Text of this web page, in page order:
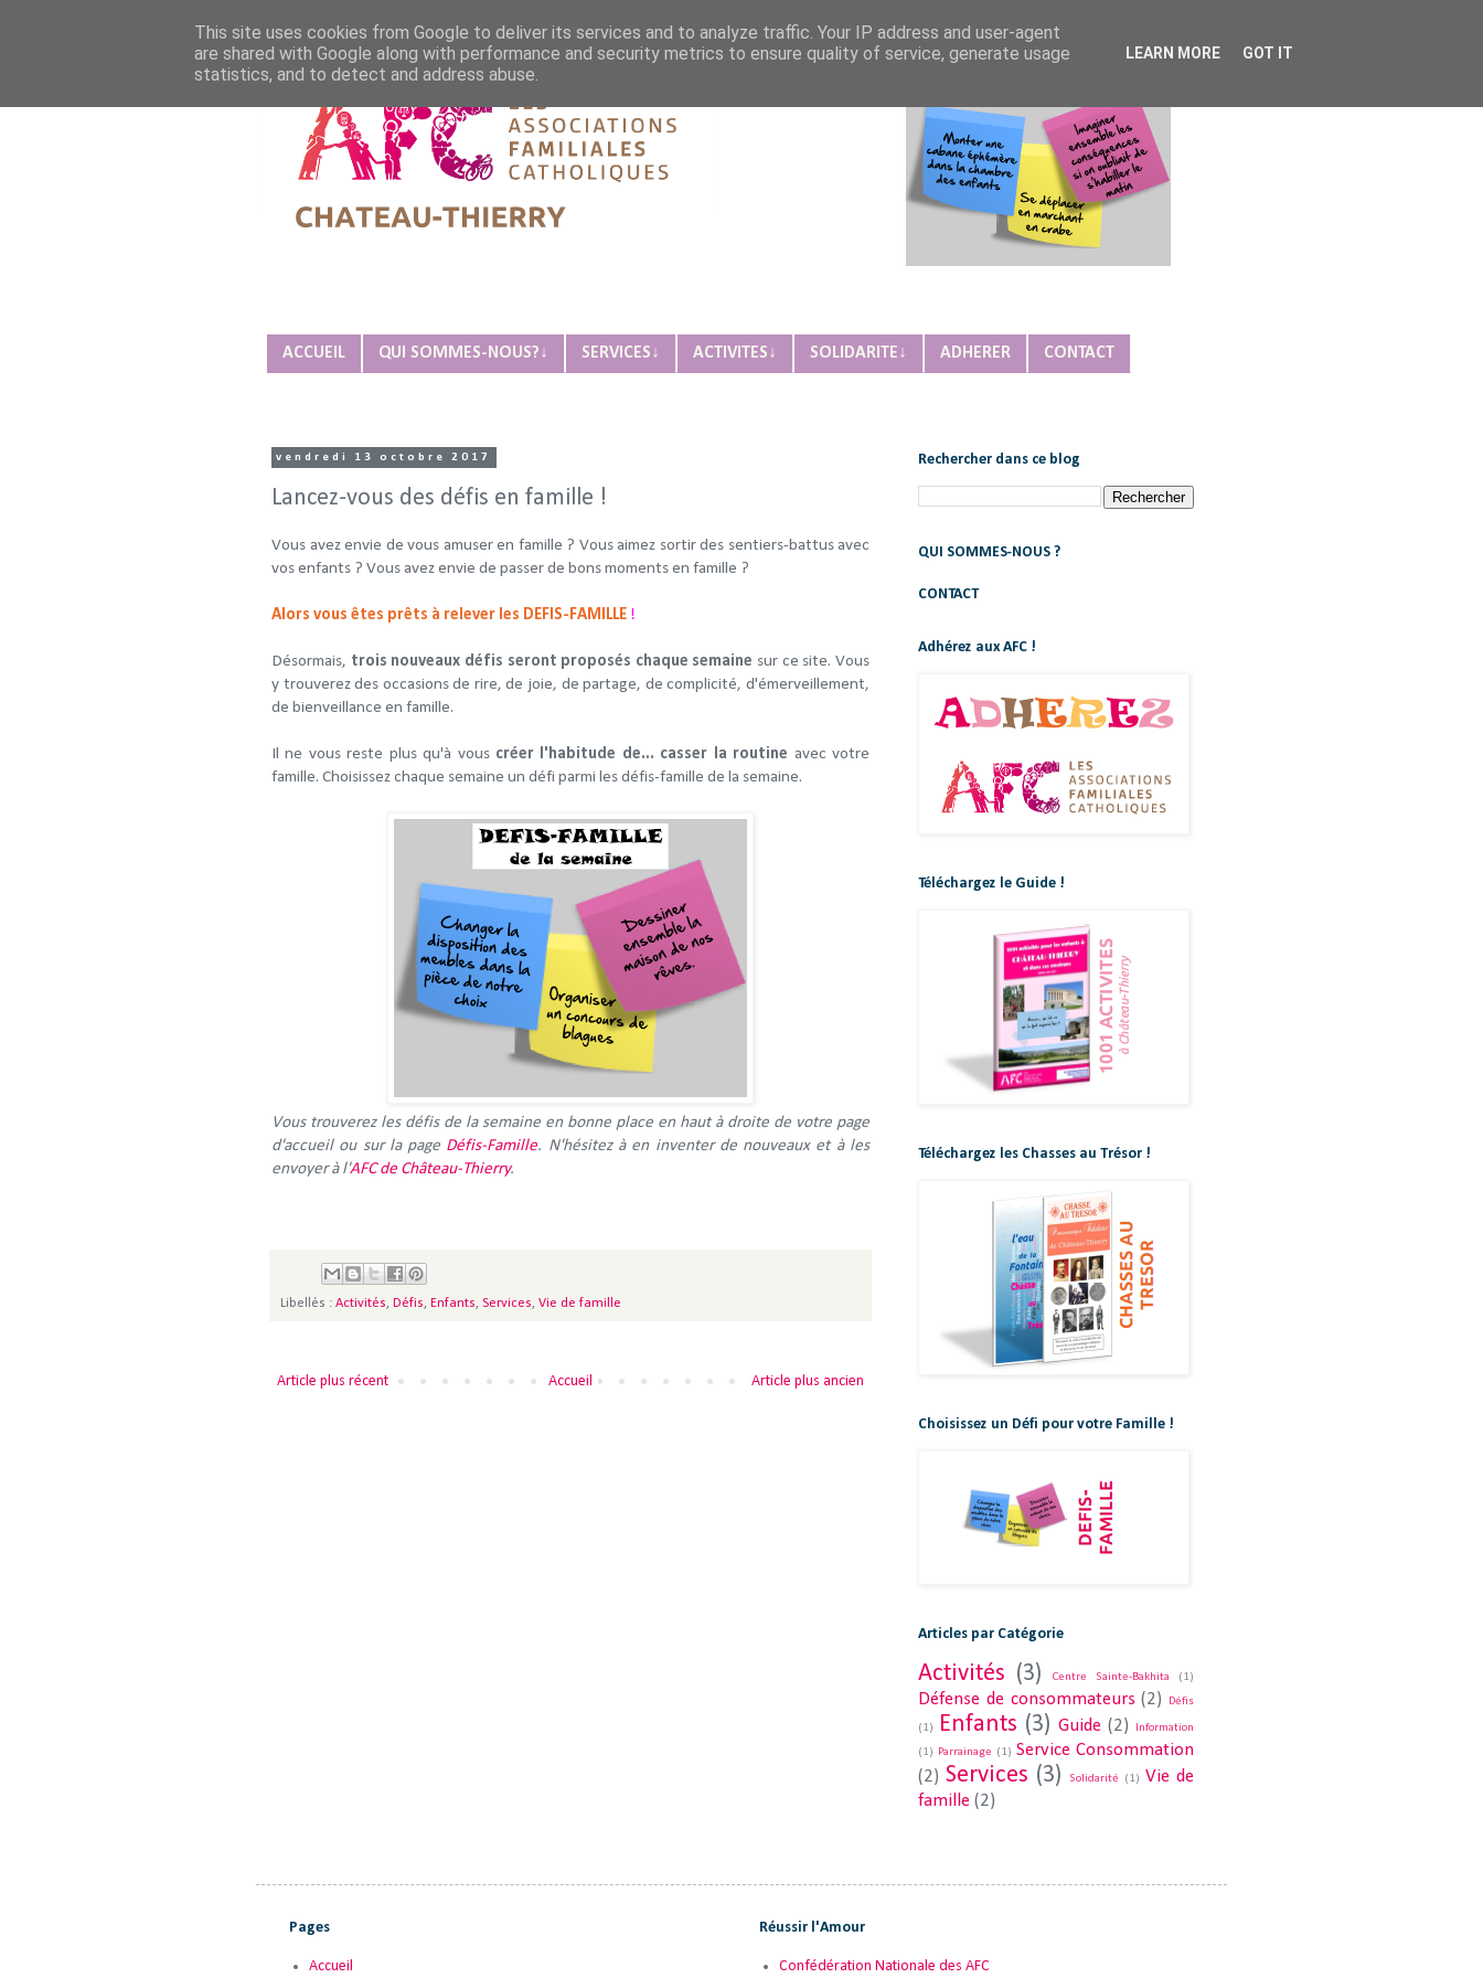
ACCUEIL QUI SOMMES-NOUS?↓ SERVICES↓ ACTIVITES↓ SOLIDARITE↓ ADHERER CONTACT
vendredi 13 octobre 2017
Lancez-vous des défis en famille !
Vous avez envie de vous amuser en famille ? Vous aimez sortir des sentiers-battus avec
vos enfants ? Vous avez envie de passer de bons moments en famille ?
Alors vous êtes prêts à relever les DEFIS-FAMILLE !
Désormais, trois nouveaux défis seront proposés chaque semaine sur ce site. Vous
y trouverez des occasions de rire, de joie, de partage, de complicité, d'émerveillement,
de bienveillance en famille.
Il ne vous reste plus qu'à vous créer l'habitude de... casser la routine avec votre
famille. Choisissez chaque semaine un défi parmi les défis-famille de la semaine.
Vous trouverez les défis de la semaine en bonne place en haut à droite de votre page
d'accueil ou sur la page Défis-Famille. N'hésitez à en inventer de nouveaux et à les
envoyer à l'AFC de Château-Thierry.
Libellés : Activités, Défis, Enfants, Services, Vie de famille
Article plus récent Article plus ancien
Accueil
Rechercher dans ce blog
QUI SOMMES-NOUS ?
CONTACT
Adhérez aux AFC !
Téléchargez le Guide !
Téléchargez les Chasses au Trésor !
Choisissez un Défi pour votre Famille !
Articles par Catégorie
Activités (3) Centre Sainte-Bakhita (1)
Défense de consommateurs (2) Défis
(1) Enfants (3) Guide (2)
Information
(1)
Parrainage (1) Service Consommation
(2) Services (3) Solidarité (1) Vie de
famille (2)
Pages
Accueil
Réussir l'Amour
Confédération Nationale des AFC
This site uses cookies from Google to deliver its services and to analyze traffic. Your IP address and user-agent
are shared with Google along with performance and security metrics to ensure quality of service, generate usage
statistics, and to detect and address abuse.
LEARN MORE GOT IT